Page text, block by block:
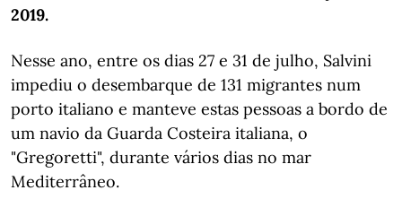
2019.
Nesse ano, entre os dias 27 e 31 de julho, Salvini
impediu o desembarque de 131 migrantes num
porto italiano e manteve estas pessoas a bordo de
um navio da Guarda Costeira italiana, o
"Gregoretti", durante vários dias no mar
Mediterrâneo.